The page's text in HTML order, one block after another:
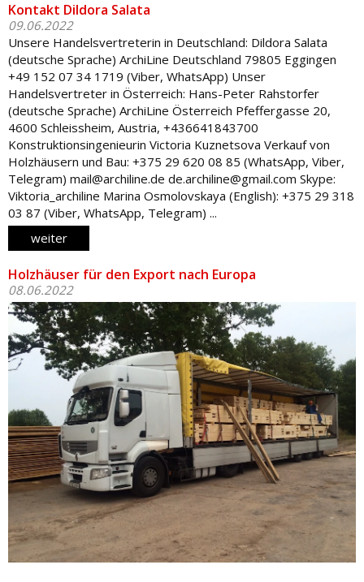
Kontakt Dildora Salata
09.06.2022
Unsere Handelsvertreterin in Deutschland: Dildora Salata
(deutsche Sprache) ArchiLine Deutschland 79805 Eggingen
+49 152 07 34 1719 (Viber, WhatsApp) Unser
Handelsvertreter in Österreich: Hans-Peter Rahstorfer
(deutsche Sprache) ArchiLine Österreich Pfeffergasse 20,
4600 Schleissheim, Austria, +436641843700
Konstruktionsingenieurin Victoria Kuznetsova Verkauf von
Holzhäusern und Bau: +375 29 620 08 85 (WhatsApp, Viber,
Telegram) mail@archiline.de de.archiline@gmail.com Skype:
Viktoria_archiline Marina Osmolovskaya (English): +375 29 318
03 87 (Viber, WhatsApp, Telegram) ...
weiter
Holzhäuser für den Export nach Europa
08.06.2022